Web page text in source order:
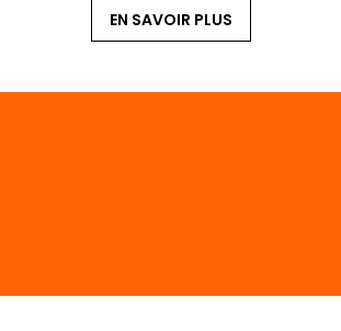
EN SAVOIR PLUS